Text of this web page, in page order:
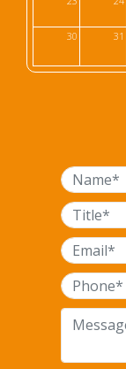
30 31